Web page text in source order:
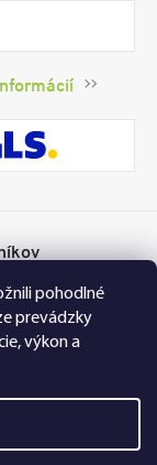
pohodlné
prevádzky
výkon a